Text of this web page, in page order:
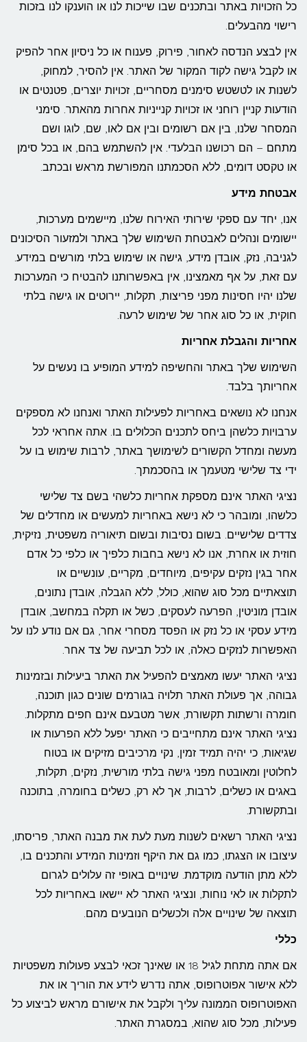
כל הזכויות באתר ובתכנים שבו שייכות לנו או הוענקו לנו בזכות
רישוי מהבעלים.
אין לבצע הנדסה לאחור, פירוק, פענוח או כל ניסיון אחר להפיק
או לקבל גישה לקוד המקור של האתר. אין להסיר, למחוק,
לשנות או לטשטש סימנים מסחריים, זכויות יוצרים, פטנטים או
הודעות קניין רוחני או זכויות קנייניות אחרות מהאתר. סימני
המסחר שלנו, בין אם רשומים ובין אם לאו, שם, לוגו ושם
מתחם – הם רכושנו הבלעדי. אין להשתמש בהם, או בכל סימן
או טקסט דומים, ללא הסכמתנו המפורשת מראש ובכתב.
אבטחת מידע
אנו, יחד עם ספקי שירותי האירוח שלנו, מיישמים מערכות,
יישומים ונהלים לאבטחת השימוש שלך באתר ולמזעור הסיכונים
לגניבה, נזק, אובדן מידע, גישה או שימוש בלתי מורשים במידע.
עם זאת, על אף מאמצינו, אין באפשרותנו להבטיח כי המערכות
שלנו יהיו חסינות מפני פריצות, תקלות, יירוטים או גישה בלתי
חוקית, או כל סוג אחר של שימוש לרעה.
אחריות והגבלת אחריות
השימוש שלך באתר והחשיפה למידע המופיע בו נעשים על
אחריותך בלבד.
אנחנו לא נושאים באחריות לפעילות האתר ואנחנו לא מספקים
ערבויות כלשהן ביחס לתכנים הכלולים בו. אתה אחראי לכל
מעשה ומחדל הקשורים לשימושך באתר, לרבות שימוש בו על
ידי צד שלישי מטעמך או בהסכמתך.
נציגי האתר אינם מספקת אחריות כלשהי בשם צד שלישי
כלשהו, ומובהר כי לא נישא באחריות למעשים או מחדלים של
צדדים שלישיים. בשום נסיבות ובשום תיאוריה משפטית, נזיקית,
חוזית או אחרת, אנו לא נישא בחבות כלפיך או כלפי כל אדם
אחר בגין נזקים עקיפים, מיוחדים, מקריים, עונשיים או
תוצאתיים מכל סוג שהוא, כולל, ללא הגבלה, אובדן נתונים,
אובדן מוניטין, הפרעה לעסקים, כשל או תקלה במחשב, אובדן
מידע עסקי או כל נזק או הפסד מסחרי אחר, גם אם נודע לנו על
האפשרות לנזקים כאלה, או לכל תביעה של צד אחר.
נציגי האתר יעשו מאמצים להפעיל את האתר ביעילות ובזמינות
גבוהה, אך פעולת האתר תלויה בגורמים שונים כגון תוכנה,
חומרה ורשתות תקשורת, אשר מטבעם אינם חפים מתקלות.
נציגי האתר אינם מתחייבים כי האתר יפעל ללא הפרעות או
שגיאות, כי יהיה תמיד זמין, נקי מרכיבים מזיקים או בטוח
לחלוטין ומאובטח מפני גישה בלתי מורשית, נזקים, תקלות,
באגים או כשלים, לרבות, אך לא רק, כשלים בחומרה, בתוכנה
ובתקשורת.
נציגי האתר רשאים לשנות מעת לעת את מבנה האתר, פריסתו,
עיצובו או הצגתו, כמו גם את היקף וזמינות המידע והתכנים בו,
ללא מתן הודעה מוקדמת. שינויים באופי זה עלולים לגרום
לתקלות או לאי נוחות, ונציגי האתר לא יישאו באחריות לכל
תוצאה של שינויים אלה ולכשלים הנובעים מהם.
כללי
אם אתה מתחת לגיל 18 או שאינך זכאי לבצע פעולות משפטיות
ללא אישור אפוטרופוס, אתה נדרש לידע את הוריך או את
האפוטרופוס הממונה עליך ולקבל את אישורם מראש לביצוע כל
פעילות, מכל סוג שהוא, במסגרת האתר.